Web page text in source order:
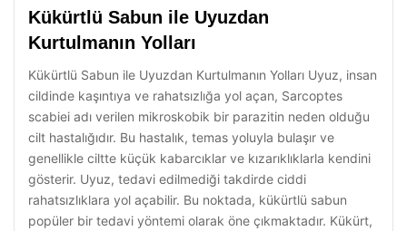
Kükürtlü Sabun ile Uyuzdan
Kurtulmanın Yolları
Kükürtlü Sabun ile Uyuzdan Kurtulmanın Yolları Uyuz, insan
cildinde kaşıntıya ve rahatsızlığa yol açan, Sarcoptes
scabiei adı verilen mikroskobik bir parazitin neden olduğu
cilt hastalığıdır. Bu hastalık, temas yoluyla bulaşır ve
genellikle ciltte küçük kabarcıklar ve kızarıklıklarla kendini
gösterir. Uyuz, tedavi edilmediği takdirde ciddi
rahatsızlıklara yol açabilir. Bu noktada, kükürtlü sabun
popüler bir tedavi yöntemi olarak öne çıkmaktadır. Kükürt,